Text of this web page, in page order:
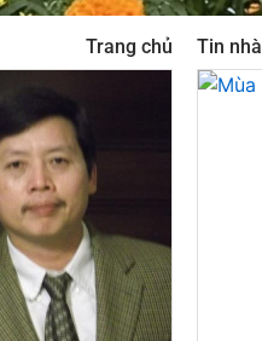
Trang chủ Tin nhà